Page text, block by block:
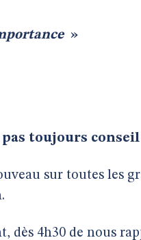
»
toujours conseil
sur toutes les
dès 4h30 de nous